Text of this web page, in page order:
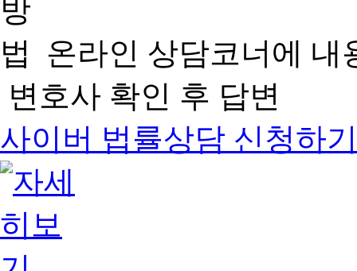
온라인 상담코너에 내
변호사 확인 후 답변
사이버 법률상담 신청하기